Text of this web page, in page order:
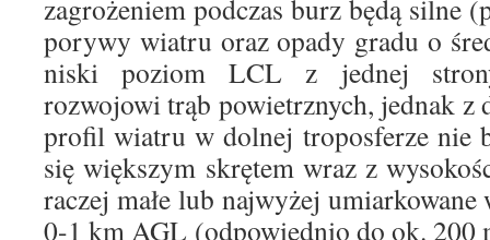
zagrożeniem podczas burz będą silne
porywy wiatru oraz opady gradu o
niski poziom LCL z jednej
rozwojowi trąb powietrznych, jednak
profil wiatru w dolnej troposferze nie
się większym skrętem wraz z
raczej małe lub najwyżej
0-1 km AGL (odpowiednio do ok. 200